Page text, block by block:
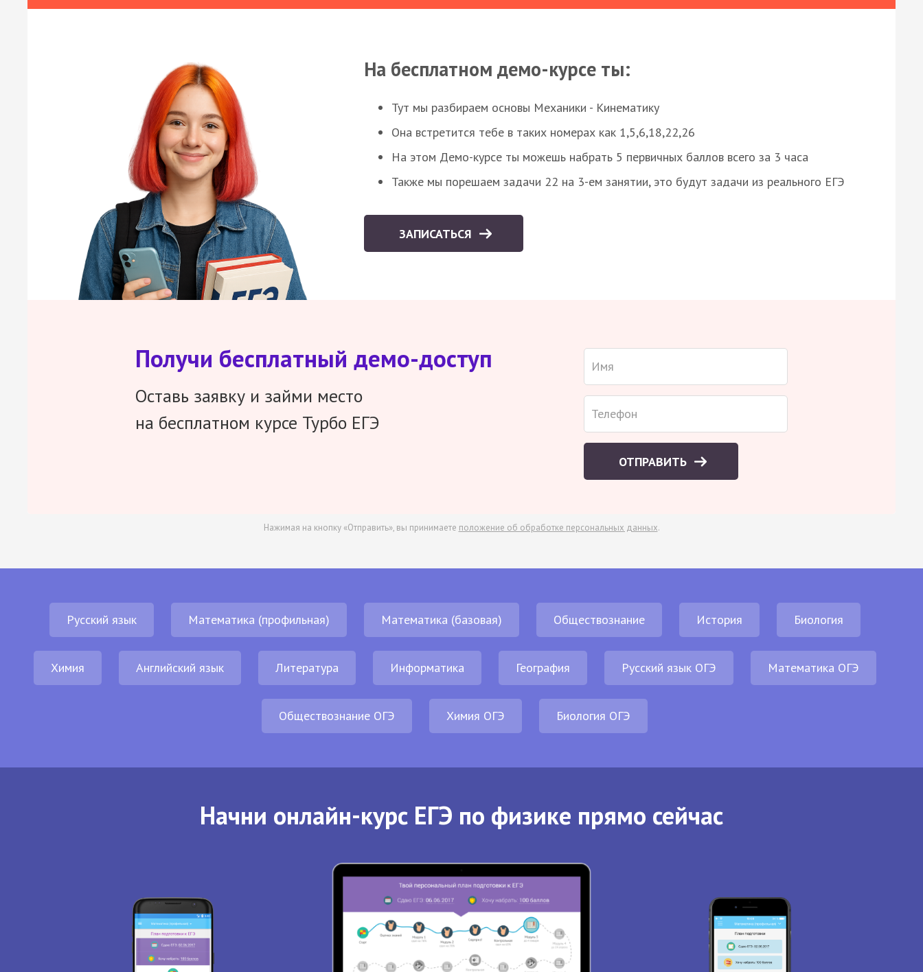
На бесплатном демо-курсе ты:
Тут мы разбираем основы Механики - Кинематику
Она встретится тебе в таких номерах как 1,5,6,18,22,26
На этом Демо-курсе ты можешь набрать 5 первичных баллов всего за 3 часа
Также мы порешаем задачи 22 на 3-ем занятии, это будут задачи из реального ЕГЭ
ЗАПИСАТЬСЯ
Получи бесплатный демо-доступ
Оставь заявку и займи место
на бесплатном курсе Турбо ЕГЭ
ОТПРАВИТЬ
Нажимая на кнопку «Отправить», вы принимаете положение об обработке персональных данных.
Русский язык Математика (профильная) Математика (базовая) Обществознание История Биология
Химия Английский язык Литература Информатика География Русский язык ОГЭ Математика ОГЭ
Обществознание ОГЭ Химия ОГЭ Биология ОГЭ
Начни онлайн-курс ЕГЭ по физике прямо сейчас